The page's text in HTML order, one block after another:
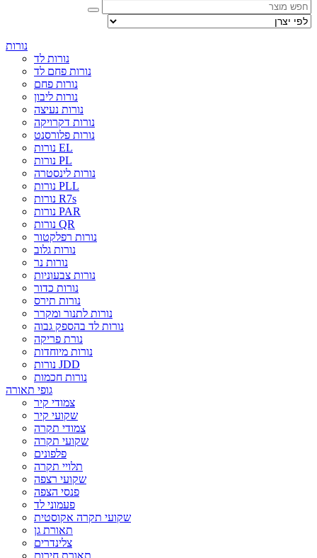
נורות
נורות לד
נורות פחם לד
נורות פחם
נורות ליבון
נורות נעיצה
נורות דקרויקה
נורות פלורסנט
נורות EL
נורות PL
נורות לינסטרה
נורות PLL
נורות R7s
נורות PAR
נורות QR
נורות רפלקטור
נורות גלוב
נורות נר
נורות צבעוניות
נורות כדור
נורות תירס
נורות לתנור ומקרר
נורות לד בהספק גבוה
נורת פריקה
נורות מיוחדות
נורות JDD
נורות חכמות
גופי תאורה
צמודי קיר
שקועי קיר
צמודי תקרה
שקועי תקרה
פלפונים
תלויי תקרה
שקועי רצפה
פנסי הצפה
פעמוני לד
שקועי תקרה אקוסטית
תאורת גן
צלינדרים